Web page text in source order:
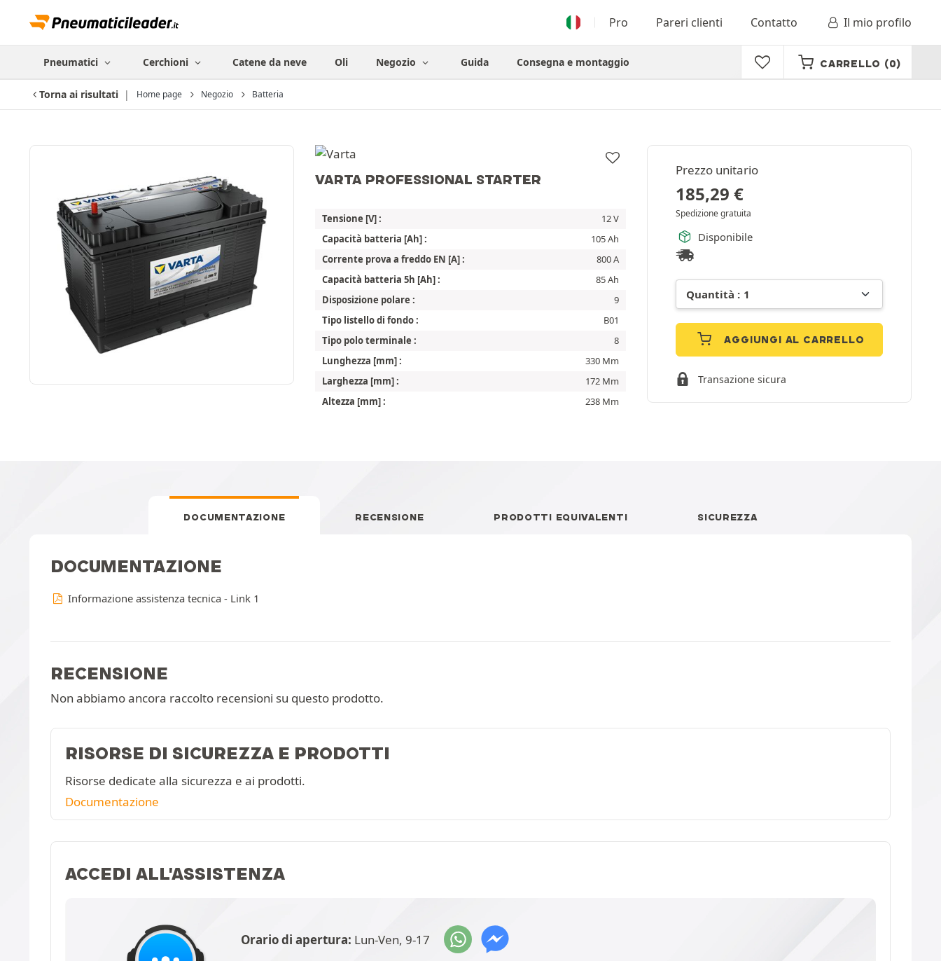
Pro Pareri clienti Contatto Il mio profilo
Pneumatici Cerchioni Catene da neve Oli Negozio Guida Consegna e montaggio CARRELLO (0)
Torna ai risultati Home page Negozio Batteria
VARTA PROFESSIONAL STARTER
Prezzo unitario
185,29 €
Spedizione gratuita
Disponibile
AGGIUNGI AL CARRELLO
Transazione sicura
Tensione [V] :
12 V
Capacità batteria [Ah] :
105 Ah
Corrente prova a freddo EN [A] :
800 A
Capacità batteria 5h [Ah] :
85 Ah
Disposizione polare :
9
Tipo listello di fondo :
B01
Tipo polo terminale :
8
Lunghezza [mm] :
330 Mm
Larghezza [mm] :
172 Mm
Altezza [mm] :
238 Mm
DOCUMENTAZIONE RECENSIONE PRODOTTI EQUIVALENTI SICUREZZA
DOCUMENTAZIONE
Informazione assistenza tecnica - Link 1
RECENSIONE
Non abbiamo ancora raccolto recensioni su questo prodotto.
RISORSE DI SICUREZZA E PRODOTTI
Risorse dedicate alla sicurezza e ai prodotti.
Documentazione
ACCEDI ALL'ASSISTENZA
Orario di apertura: Lun-Ven, 9-17